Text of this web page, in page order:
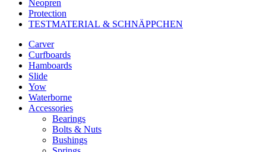
Neopren
Protection
TESTMATERIAL & SCHNÄPPCHEN
Carver
Curfboards
Hamboards
Slide
Yow
Waterborne
Accessories
Bearings
Bolts & Nuts
Bushings